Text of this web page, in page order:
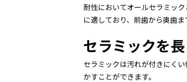
耐性においてオールセラミッ
に適しており、前歯から奥歯
セラミックを
セラミックは汚れが付きにく
かすことができます。